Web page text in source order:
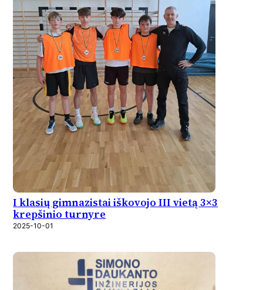
I klasių gimnazistai iškovojo III vietą 3×3
krepšinio turnyre
2025-10-01